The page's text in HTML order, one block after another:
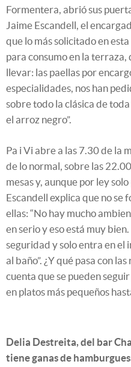
Formentera, abrió sus
Jaime Escandell, el
que lo más solicitado en
para consumo en la
llevar: las paellas por
especialidades, nos han
sobre todo la clásica de
el arroz negro”.
Pa i Vi abre a las 7.30 de la
de lo normal, sobre las
mesas y, aunque por ley
Escandell explica que no se
ellas: “No hay mucho
en serio y eso está muy
seguridad y solo entra en el
al baño”. ¿Y qué pasa con
cuenta que se pueden
en platos más pequeños
Delia Destreita, del bar
tiene ganas de